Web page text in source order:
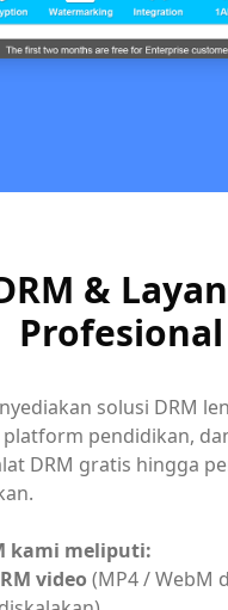
&
Profesional
solusi DRM
pendidikan,
DRM gratis hingga
kami meliputi:
video (MP4 / WebM